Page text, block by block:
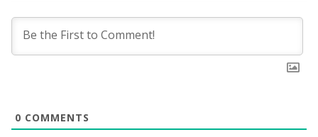
0 COMMENTS